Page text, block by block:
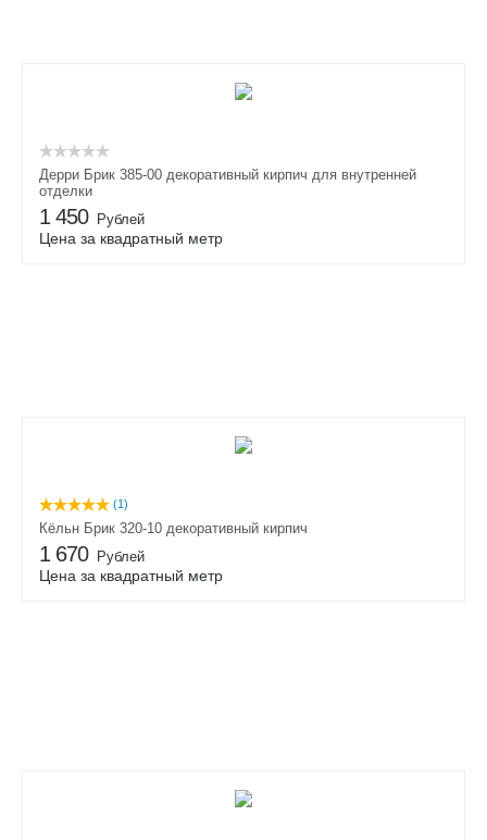
Дерри Брик 385-00 декоративный кирпич для внутренней
отделки
1 450 Рублей
Цена за квадратный метр
(1)
Кёльн Брик 320-10 декоративный кирпич
1 670 Рублей
Цена за квадратный метр